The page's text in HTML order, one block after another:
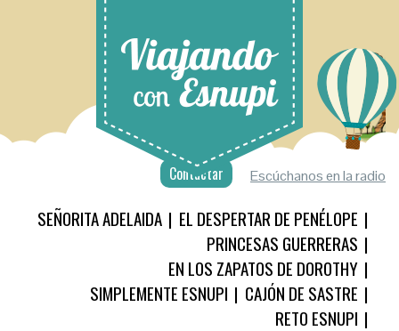
Escúchanos en la radio
Contactar
SEÑORITA ADELAIDA
EL DESPERTAR DE PENÉLOPE
PRINCESAS GUERRERAS
EN LOS ZAPATOS DE DOROTHY
SIMPLEMENTE ESNUPI
CAJÓN DE SASTRE
RETO ESNUPI